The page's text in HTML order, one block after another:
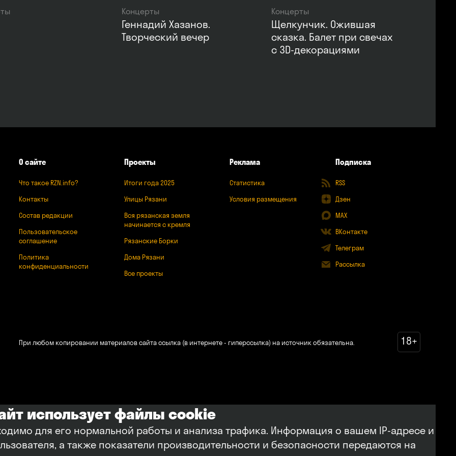
Концерты
Геннадий Хазанов.
Творческий вечер
Концерты
Щелкунчик. Ожившая
сказка. Балет при свечах
с 3D-декорациями
О сайте
Что такое RZN.info?
Контакты
Состав редакции
Пользовательское
соглашение
Политика
конфиденциальности
Проекты
Итоги года 2025
Улицы Рязани
Вся рязанская земля
начинается с кремля
Рязанские Борки
Дома Рязани
Все проекты
Реклама
Статистика
Условия размещения
Подписка
RSS
Дзен
MAX
ВКонтакте
Телеграм
Рассылка
При любом копировании материалов сайта ссылка (в интернете - гиперссылка) на источник обязательна. 18+
использует файлы cookie
для его нормальной работы и анализа трафика. Информация о вашем IP-адресе и
а также показатели производительности и безопасности передаются на